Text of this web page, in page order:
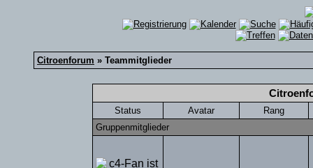
Citroenforum » Teammitglieder
Status Avatar
Rang
Gruppenmitglieder